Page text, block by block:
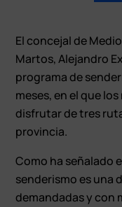
El concejal de
Martos, Alejandro
programa de
meses, en el que
disfrutar de tres
provincia.
Como ha señalado
senderismo es una
demandadas y con